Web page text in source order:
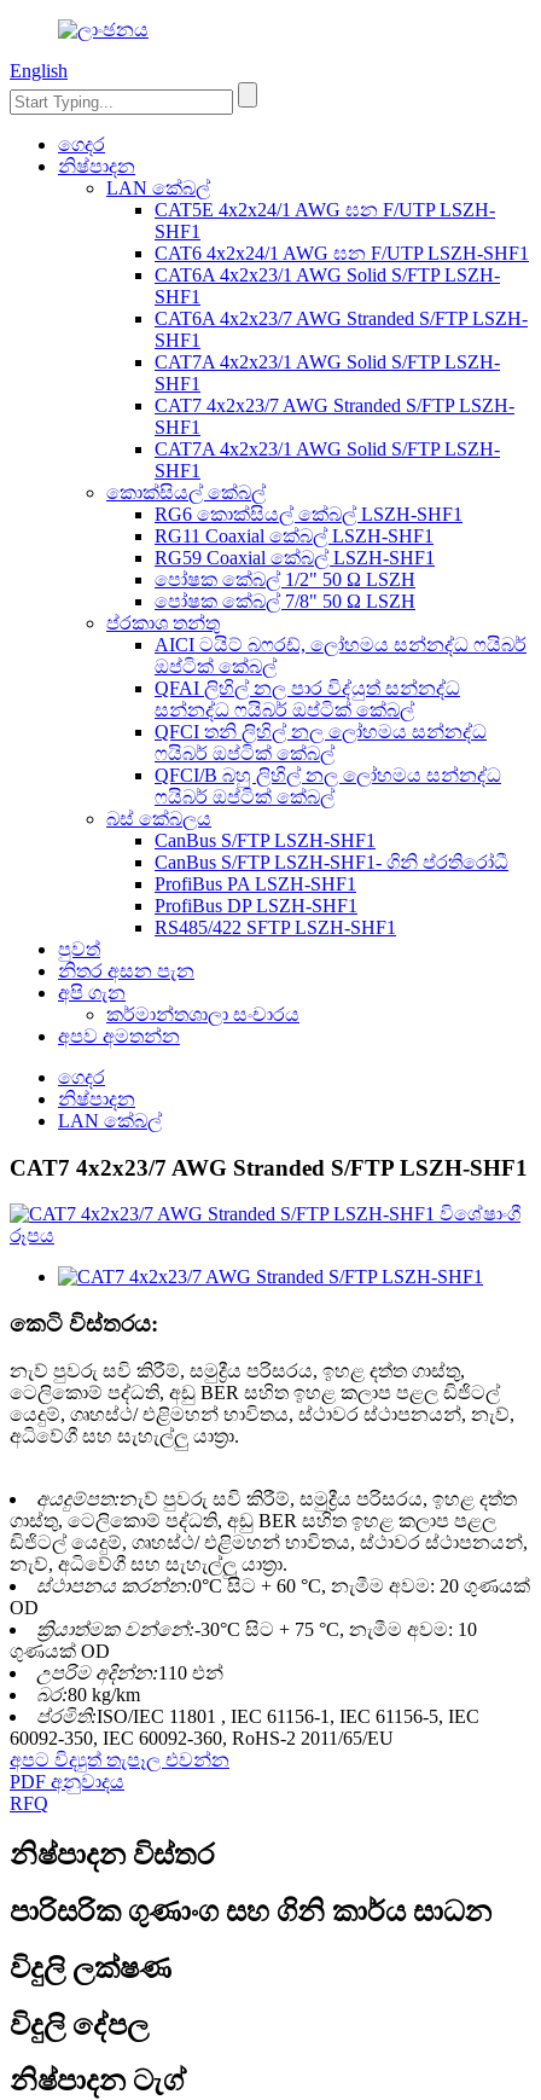
English
ගෙදර
නිෂ්පාදන
LAN කේබල්
CAT5E 4x2x24/1 AWG ඝන F/UTP LSZH-
SHF1
CAT6 4x2x24/1 AWG ඝන F/UTP LSZH-SHF1
CAT6A 4x2x23/1 AWG Solid S/FTP LSZH-
SHF1
CAT6A 4x2x23/7 AWG Stranded S/FTP LSZH-
SHF1
CAT7A 4x2x23/1 AWG Solid S/FTP LSZH-
SHF1
CAT7 4x2x23/7 AWG Stranded S/FTP LSZH-
SHF1
CAT7A 4x2x23/1 AWG Solid S/FTP LSZH-
SHF1
කොක්සියල් කේබල්
RG6 කොක්සියල් කේබල් LSZH-SHF1
RG11 Coaxial කේබල් LSZH-SHF1
RG59 Coaxial කේබල් LSZH-SHF1
පෝෂක කේබල් 1/2" 50 Ω LSZH
පෝෂක කේබල් 7/8" 50 Ω LSZH
ප්රකාශ තන්තු
AICI ටයිට් බෆරඩ්, ලෝහමය සන්නද්ධ ෆයිබර්
ඔප්ටික් කේබල්
QFAI ලිහිල් නල පාර විද්යුත් සන්නද්ධ
සන්නද්ධ ෆයිබර් ඔප්ටික් කේබල්
QFCI තනි ලිහිල් නල ලෝහමය සන්නද්ධ
ෆයිබර් ඔප්ටික් කේබල්
QFCI/B බහු ලිහිල් නල ලෝහමය සන්නද්ධ
ෆයිබර් ඔප්ටික් කේබල්
බස් කේබලය
CanBus S/FTP LSZH-SHF1
CanBus S/FTP LSZH-SHF1- ගිනි ප්රතිරෝධී
ProfiBus PA LSZH-SHF1
ProfiBus DP LSZH-SHF1
RS485/422 SFTP LSZH-SHF1
පුවත්
නිතර අසන පැන
අපි ගැන
කර්මාන්තශාලා සංචාරය
අපව අමතන්න
ගෙදර
නිෂ්පාදන
LAN කේබල්
CAT7 4x2x23/7 AWG Stranded S/FTP LSZH-SHF1
කෙටි විස්තරය:
නැව් පුවරු සවි කිරීම්, සමුද්‍රීය පරිසරය, ඉහළ දත්ත ගාස්තු,
ටෙලිකොම් පද්ධති, අඩු BER සහිත ඉහළ කලාප පළල ඩිජිටල්
යෙදුම්, ගෘහස්ථ/ එළිමහන් භාවිතය, ස්ථාවර ස්ථාපනයන්, නැව්,
අධිවේගී සහ සැහැල්ලු යාත්‍රා.
අයදුම්පත:නැව් පුවරු සවි කිරීම්, සමුද්‍රීය පරිසරය, ඉහළ දත්ත
ගාස්තු, ටෙලිකොම් පද්ධති, අඩු BER සහිත ඉහළ කලාප පළල
ඩිජිටල් යෙදුම්, ගෘහස්ථ/ එළිමහන් භාවිතය, ස්ථාවර ස්ථාපනයන්,
නැව්, අධිවේගී සහ සැහැල්ලු යාත්‍රා.
ස්ථාපනය කරන්න:0°C සිට + 60 °C, නැමීම අවම: 20 ගුණයක්
OD
ක්‍රියාත්මක වන්නේ:-30°C සිට + 75 °C, නැමීම අවම: 10
ගුණයක් OD
උපරිම අදින්න:110 එන්
බර:80 kg/km
ප්රමිති:ISO/IEC 11801 , IEC 61156-1, IEC 61156-5, IEC
60092-350, IEC 60092-360, RoHS-2 2011/65/EU
අපට විද්‍යුත් තැපෑල එවන්න
PDF අනුවාදය
RFQ
නිෂ්පාදන විස්තර
පාරිසරික ගුණාංග සහ ගිනි කාර්ය සාධන
විදුලි ලක්ෂණ
විදුලි දේපල
නිෂ්පාදන ටැග්